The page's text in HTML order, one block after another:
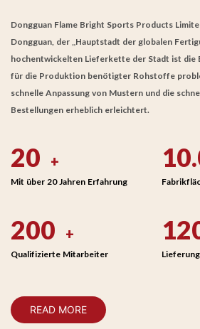
Dongguan Flame Bright Sports Products
Dongguan, der „Hauptstadt der globalen
hochentwickelten Lieferkette der Stadt ist die
für die Produktion benötigter Rohstoffe
schnelle Anpassung von Mustern und die
Bestellungen erheblich erleichtert.
20 +
Mit über 20 Jahren Erfahrung
200 +
Qualifizierte Mitarbeiter
READ MORE